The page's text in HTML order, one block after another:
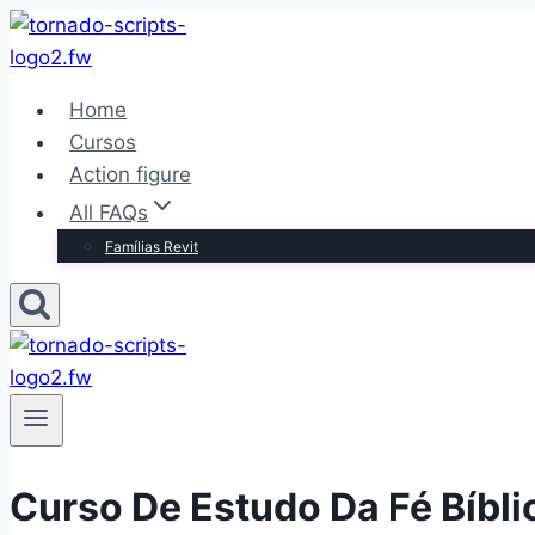
Pular
para
Conteúdo
Home
Cursos
Action figure
All FAQs
Famílias Revit
Curso De Estudo Da Fé